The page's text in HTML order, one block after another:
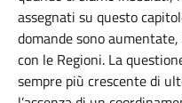
assegnati su questo
domande sono
con le Regioni. La
sempre più crescente di